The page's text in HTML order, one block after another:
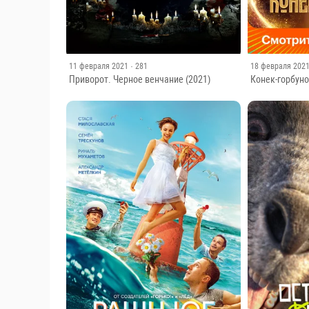
11 февраля 2021 · 281
Приворот. Черное венчание (2021)
18 февраля
Конек-